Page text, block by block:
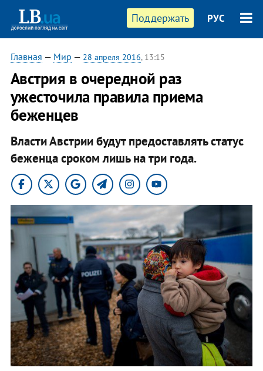
Поддержать РУС
Главная — Мир — 28 апреля 2016, 13:15
Австрия в очередной раз
ужесточила правила приема
беженцев
Власти Австрии будут предоставлять статус
беженца сроком лишь на три года.